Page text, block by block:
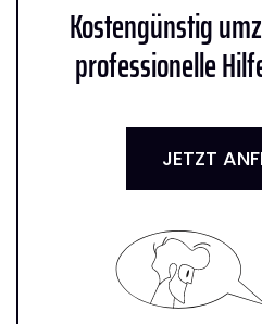
Kostengünstig
professionelle
JETZT